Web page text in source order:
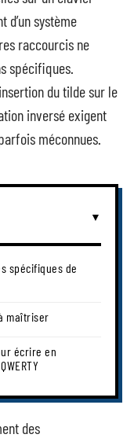
d’un système
raccourcis ne
spécifiques.
du tilde sur le
inversé exigent
méconnues.
spécifiques de
maîtriser
écrire en
des